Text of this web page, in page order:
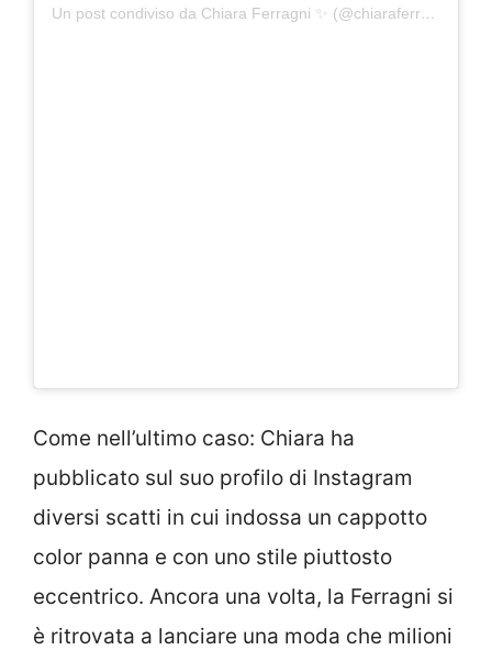
Un post condiviso da Chiara Ferragni ✨ (@chiaraferragni)
Come nell’ultimo caso: Chiara ha
pubblicato sul suo profilo di Instagram
diversi scatti in cui indossa un cappotto
color panna e con uno stile piuttosto
eccentrico. Ancora una volta, la Ferragni si
è ritrovata a lanciare una moda che milioni